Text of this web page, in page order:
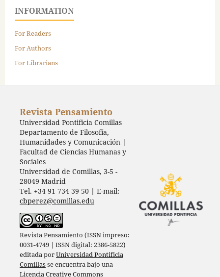
INFORMATION
For Readers
For Authors
For Librarians
Revista Pensamiento
Universidad Pontificia Comillas
Departamento de Filosofía,
Humanidades y Comunicación |
Facultad de Ciencias Humanas y
Sociales
Universidad de Comillas, 3-5 -
28049 Madrid
Tel. +34 91 734 39 50 | E-mail:
cbperez@comillas.edu
Revista Pensamiento (ISSN impreso:
0031-4749 | ISSN digital: 2386-5822)
editada porUniversidad Pontificia
Comillasse encuentra bajo una
Licencia Creative Commons